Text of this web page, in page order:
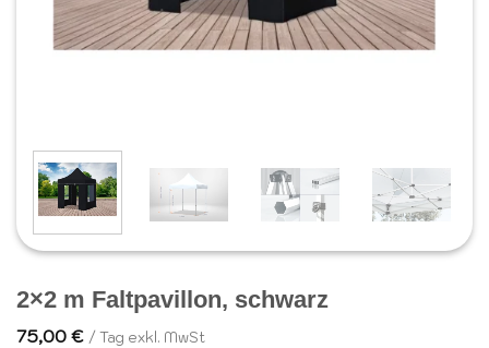
2×2 m Faltpavillon, schwarz
75,00 € / Tag exkl. MwSt